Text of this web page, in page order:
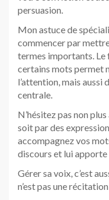
persuasion.
Mon astuce de
commencer par
termes importants. Le
certains mots permet
l’attention, mais aussi
centrale.
N’hésitez pas non
soit par des
accompagnez vos
discours et lui apporte
Gérer sa voix, c’est
n’est pas une